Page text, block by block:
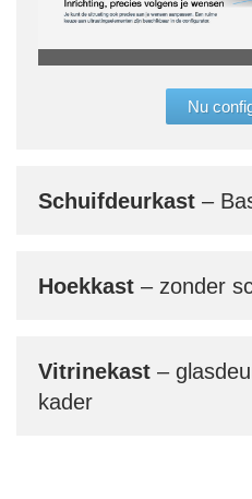
Nu
Schuifdeurkast –
Hoekkast – zonder
Vitrinekast – glasdeuren met of zonder
kader